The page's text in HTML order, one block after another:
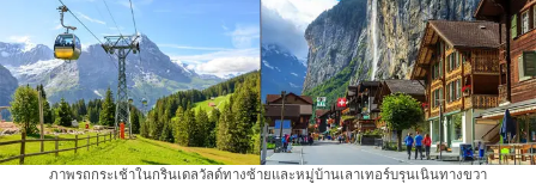
ภาพรถกระเช้าในกรินเดลวัลด์ทางซ้ายและหมู่บ้านเลาเทอร์บรุนเนินทางขวา